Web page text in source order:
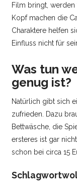
Film bringt,
Kopf machen die
Charaktere helfen
Einfluss nicht für
Was tun
genug ist?
Natürlich gibt sich
zufrieden. Dazu
Bettwäsche, die
ersteres ist gar
schon bei circa 15